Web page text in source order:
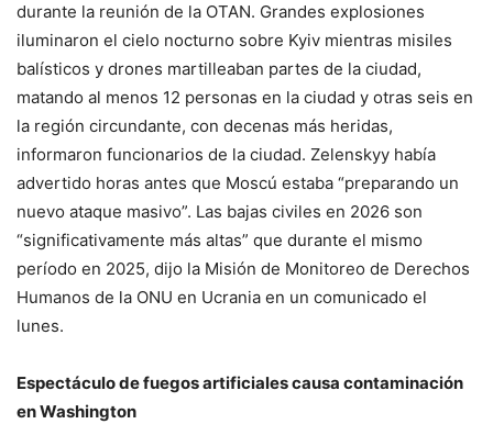
durante la reunión de la OTAN. Grandes explosiones
iluminaron el cielo nocturno sobre Kyiv mientras misiles
balísticos y drones martilleaban partes de la ciudad,
matando al menos 12 personas en la ciudad y otras seis en
la región circundante, con decenas más heridas,
informaron funcionarios de la ciudad. Zelenskyy había
advertido horas antes que Moscú estaba “preparando un
nuevo ataque masivo”. Las bajas civiles en 2026 son
“significativamente más altas” que durante el mismo
período en 2025, dijo la Misión de Monitoreo de Derechos
Humanos de la ONU en Ucrania en un comunicado el
lunes.
Espectáculo de fuegos artificiales causa contaminación
en Washington